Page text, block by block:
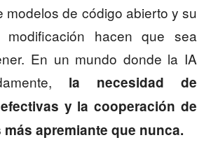
modelos de código abierto y su
modificación hacen que sea
En un mundo donde la IA
la necesidad de
y la cooperación de
apremiante que nunca.